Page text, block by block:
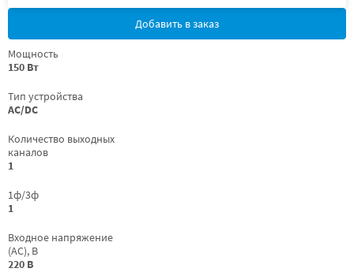
Добавить в заказ
Мощность
150 Вт
Тип устройства
AC/DC
Количество выходных
каналов
1
1ф/3ф
1
Входное напряжение
(AC), В
220 В